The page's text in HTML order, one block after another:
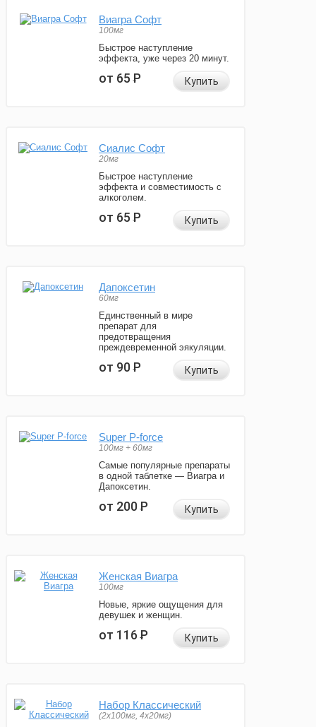
Виагра Софт
100мг
Быстрое наступление
эффекта, уже через 20 минут.
от 65Р Купить
Сиалис Софт
20мг
Быстрое наступление
эффекта и совместимость с
алкоголем.
от 65Р Купить
Дапоксетин
60мг
Единственный в мире
препарат для
предотвращения
преждевременной эякуляции.
от 90Р Купить
Super P-force
100мг + 60мг
Самые популярные препараты
в одной таблетке — Виагра и
Дапоксетин.
от 200Р Купить
Женская Виагра
100мг
Новые, яркие ощущения для
девушек и женщин.
от 116Р Купить
Набор Классический
(2x100мг, 4x20мг)